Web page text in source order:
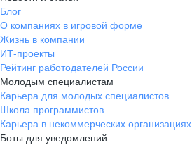
Блог
О компаниях в игровой форме
Жизнь в компании
ИТ-проекты
Рейтинг работодателей России
Молодым специалистам
Карьера для молодых специалистов
Школа программистов
Карьера в некоммерческих организациях
Боты для уведомлений